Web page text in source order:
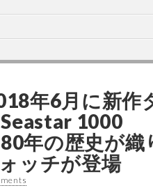
年6月に新作
1000
年の歴史が織
ッチが登場